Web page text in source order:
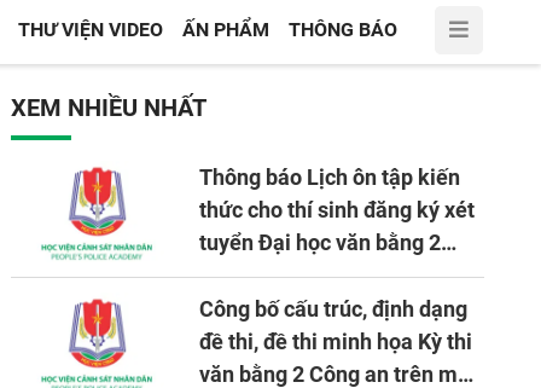
THƯ VIỆN VIDEO ẤN PHẨM THÔNG BÁO
XEM NHIỀU NHẤT
Thông báo Lịch ôn tập kiến
thức cho thí sinh đăng ký xét
tuyển Đại học văn bằng 2
tuyển mới, mở tại Học viện
CSND năm học 2026 - 2027
Công bố cấu trúc, định dạng
đề thi, đề thi minh họa Kỳ thi
văn bằng 2 Công an trên máy